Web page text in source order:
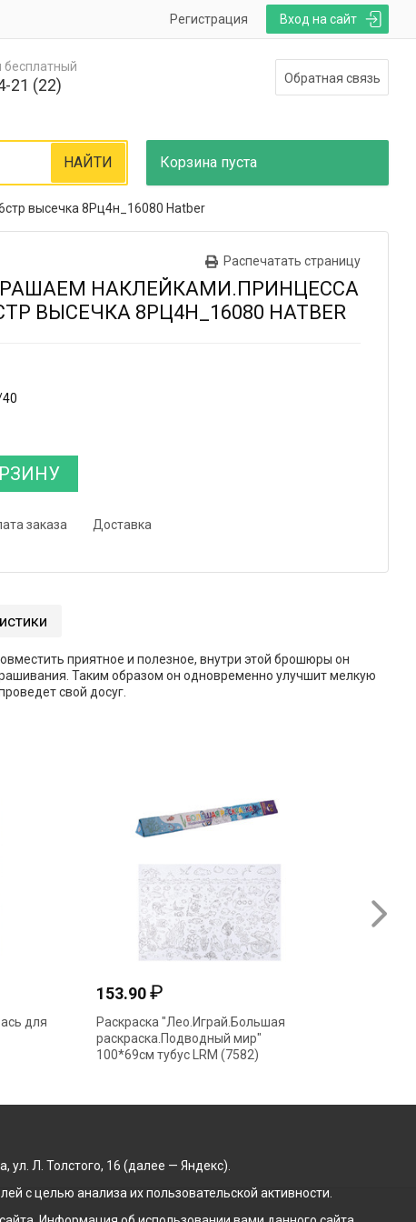
Вход на сайт
Регистрация
бесплатный
21 (22) Обратная связь
Корзина пуста
НАЙТИ
высечка 8Рц4н_16080 Hatber
Распечатать страницу
НАКЛЕЙКАМИ.ПРИНЦЕССА
ВЫСЕЧКА 8РЦ4Н_16080 HATBER
40
заказа Доставка
приятное и полезное, внутри этой брошюры он
Таким образом он одновременно улучшит мелкую
свой досуг.
для
153.90₽
Раскраска "Лео.Играй.Большая
раскраска.Подводный мир"
100*69см тубус LRM (7582)
Л. Толстого, 16 (далее — Яндекс).
с целью анализа их пользовательской активности.